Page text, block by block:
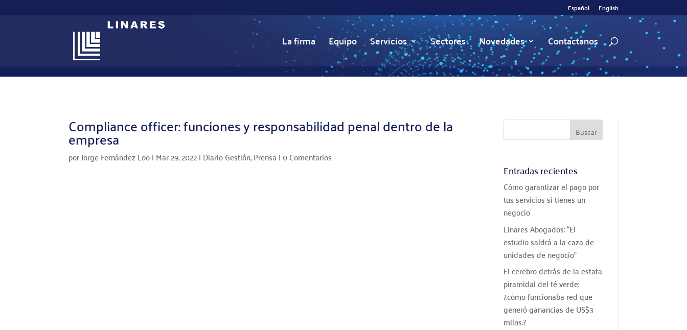
Español English
La firma Equipo Servicios Sectores Novedades Contactanos
Compliance officer: funciones y responsabilidad penal dentro de la
empresa
porJorge Fernández Loo| Mar 29, 2022| Diario Gestión,Prensa | 0 Comentarios
Entradas recientes
Cómo garantizar el pago por
tus servicios si tienes un
negocio
Linares Abogados: “El
estudio saldrá a la caza de
unidades de negocio”
El cerebro detrás de la estafa
piramidal del té verde:
¿cómo funcionaba red que
generó ganancias de US$3
mllns.?